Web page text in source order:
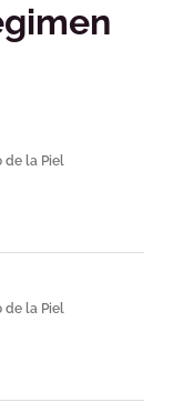
de la Piel
de la Piel